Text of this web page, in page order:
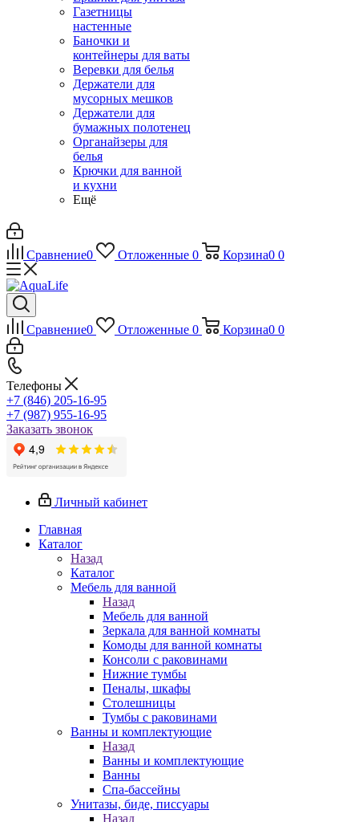
Газетницы
настенные
Баночки и
контейнеры для ваты
Веревки для белья
Держатели для
мусорных мешков
Держатели для
бумажных полотенец
Органайзеры для
белья
Крючки для ванной
и кухни
Ещё
Сравнение0 Отложенные 0 Корзина0 0
Сравнение0 Отложенные 0 Корзина0 0
Телефоны
+7 (846) 205-16-95
+7 (987) 955-16-95
Заказать звонок
Личный кабинет
Главная
Каталог
Назад
Каталог
Мебель для ванной
Назад
Мебель для ванной
Зеркала для ванной комнаты
Комоды для ванной комнаты
Консоли с раковинами
Нижние тумбы
Пеналы, шкафы
Столешницы
Тумбы с раковинами
Ванны и комплектующие
Назад
Ванны и комплектующие
Ванны
Спа-бассейны
Унитазы, биде, писсуары
Назад